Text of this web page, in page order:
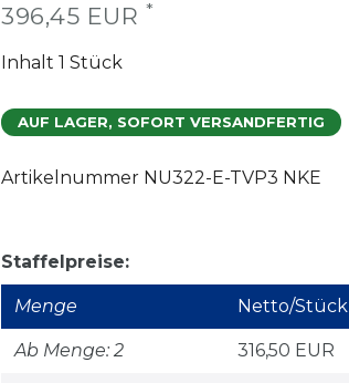
396,45 EUR *
Inhalt 1 Stück
AUF LAGER, SOFORT VERSANDFERTIG
Artikelnummer NU322-E-TVP3 NKE
Staffelpreise:
Menge Netto/Stück
Ab Menge: 2 316,50 EUR